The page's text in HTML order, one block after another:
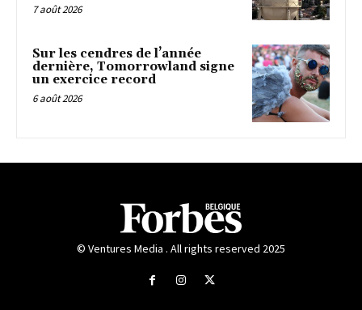
7 août 2026
Sur les cendres de l’année
dernière, Tomorrowland signe
un exercice record
6 août 2026
© Ventures Media . All rights reserved 2025